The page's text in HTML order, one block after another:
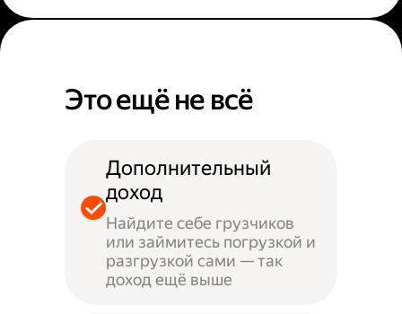
Это ещё не всё
Дополнительный
доход
Найдите себе грузчиков
или займитесь погрузкой и
разгрузкой сами — так
доход ещё выше